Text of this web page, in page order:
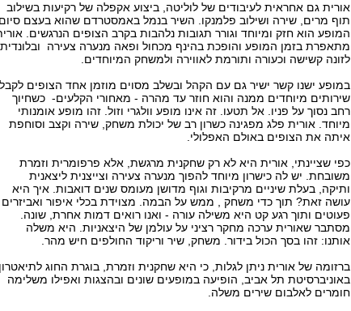
אורית גם אחראית לעיבודים של לוליטה, ביצוע אקפלה של רקיעות בשילוב
תוף מרים, שירה ושילוב פלמנקו. השיר בנמל באמסטרדם שהוא בעצם
המופע הוא חזק ומיוחד וגורר תגובות נלהבות בקרב הצופים הנרגשים.
מתאפרת בזמן המופע והופכת בהינף מכחול ופאה מנערה צעירה ובלונדית
לזונה קשישה וכעורה ותורמת לאווירה ולמשחק המיוחדים.
במופע ישנו קשר ישיר גם עם הקהל ובשלב מסוים מוזמן אחד הצופים לקבל
שירותים מיוחדים ממנה והוא חוזר עד מהרה - מאחורי הקלעים- כשחיוך
רחב נסוך על פניו. אל תטעו. זה אינו מופע וולגרי וזול. זהו מופע אומנותי
מיוחד. אורית פלג מפגינה כשרון רב של יכולת משחק, שירה וקצב וסוחפת
איתה את הצופים באולם האפלולי.
כפי שציינתי, אורית היא לא רק שחקנית מרגשת, אלא פרפומרית וזמרת
משובחת. יש לה כישרון מיוחד להפוך מנערה צעירה וצייצנית ליצאנית
ותיקה, בעלת שיניים מרקיבות וגוף מדושן מעומס שנים דואבות. איך היא
עושה זאת? תוך כדי משחק , ממש על הבמה. מצוידת בכלי איפור ואביזרים
פעוטים ותוך רגע קט היא משילה עורה - ואנו רואים דמות אחרת, שונה.
מסתבר שאורית ערכה מחקר רציני על עולמן של היצאניות. היא משלה
אותנו: זהו בסך הכול בידור. משחק, שיר וריקוד החולפים חיש מהר.
ברזומה של אורית ניתן לגלות, כי היא שחקנית וזמרת, בוגרת החוג
באוניברסיטת תל אביב, הופיעה במופעים שונים ובהצגות ואפילו משלימה
חומרים לאלבום שירים משלה.